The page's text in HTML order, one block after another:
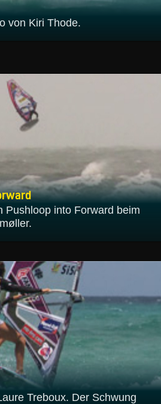
von Kiri Thode.
Pushloop into Forward beim
Treboux. Der Schwung